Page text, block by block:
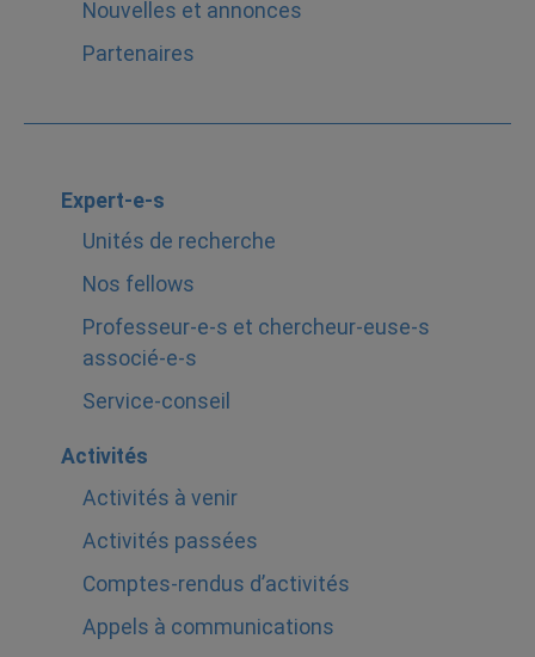
Nouvelles et annonces
Partenaires
Expert-e-s
Unités de recherche
Nos fellows
Professeur-e-s et chercheur-euse-s
associé-e-s
Service-conseil
Activités
Activités à venir
Activités passées
Comptes-rendus d’activités
Appels à communications